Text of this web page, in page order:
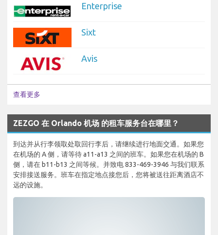
Enterprise
Sixt
Avis
查看更多
ZEZGO 在 Orlando 机场 的租车服务台在哪里？
到达并从行李领取处取回行李后，请继续进行地面交通。如果您
在机场的 A 侧，请等待 a11-a13 之间的班车。如果您在机场的 B
侧，请在 b11-b13 之间等候。并致电 833-469-3946 与我们联系
安排接送服务。班车在指定地点接您后，您将被送往距离酒店不
远的设施。